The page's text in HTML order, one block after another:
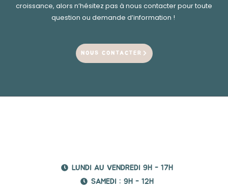
croissance, alors n’hésitez pas à nous contacter pour toute
question ou demande d’information !
NOUS CONTACTER
LUNDI AU VENDREDI 9H - 17H
SAMEDI : 9H - 12H